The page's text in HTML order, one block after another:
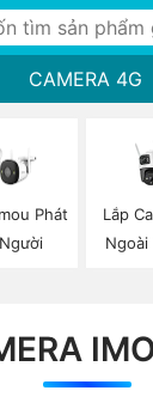
CAMERA 4G
Phát
Lắp
Ngoài